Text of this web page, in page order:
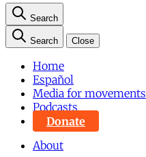
Search
Search Close
Home
Español
Media for movements
Podcasts
Donate
About